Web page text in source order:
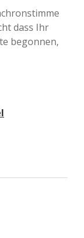
dass Ihr
begonnen,